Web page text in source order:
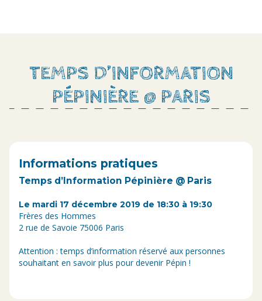
TEMPS D’INFORMATION
PÉPINIÈRE @ PARIS
Informations pratiques
Temps d’Information Pépinière @ Paris
Le mardi 17 décembre 2019 de 18:30 à 19:30
Frères des Hommes
2 rue de Savoie 75006 Paris
Attention : temps d’information réservé aux personnes
souhaitant en savoir plus pour devenir Pépin !